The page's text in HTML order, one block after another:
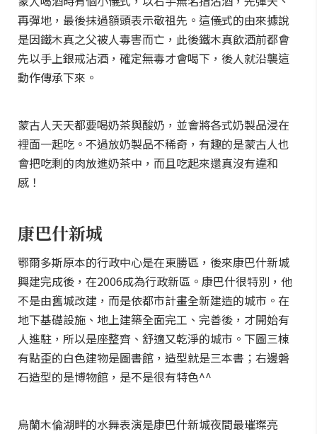
再彈地，最後抹過額頭表示敬祖先。這儀式的由來據說
是因鐵木真之父被人毒害而亡，此後鐵木真飲酒前都會
先以手上銀戒沾酒，確定無毒才會喝下，後人就沿襲這
動作傳承下來。
蒙古人天天都要喝奶茶與酸奶，並會將各式奶製品浸在
裡面一起吃。不過放奶製品不稀奇，有趣的是蒙古人也
會把吃剩的肉放進奶茶中，而且吃起來還真沒有違和
感！
康巴什新城
鄂爾多斯原本的行政中心是在東勝區，後來康巴什新城
興建完成後，在2006成為行政新區。康巴什很特別，他
不是由舊城改建，而是依都市計畫全新建造的城市。在
地下基礎設施、地上建築全面完工、完善後，才開始有
人進駐，所以是座整齊、舒適又乾淨的城市。下圖三棟
有點歪的白色建物是圖書館，造型就是三本書；右邊磐
石造型的是博物館，是不是很有特色^^
烏蘭木倫湖畔的水舞表演是康巴什新城夜間最璀璨亮